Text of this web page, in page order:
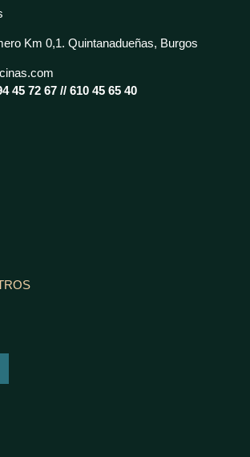
Km 0,1. Quintanadueñas, Burgos
45 72 67 // 610 45 65 40